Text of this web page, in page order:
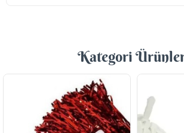
Kategori